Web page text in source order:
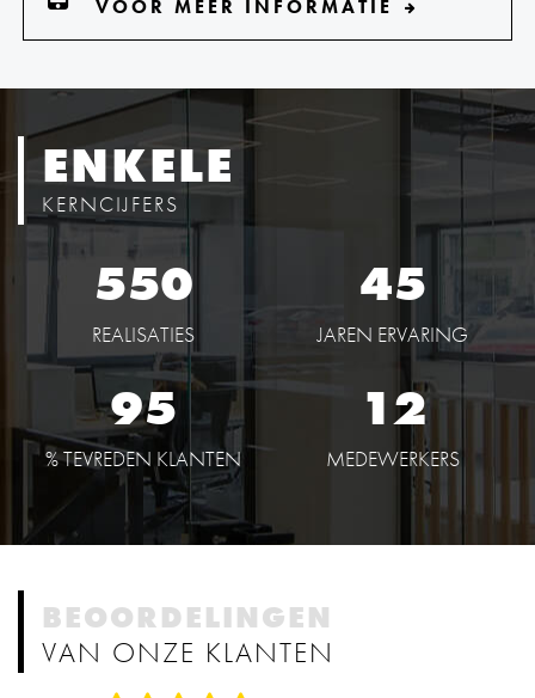
VOOR MEER INFORMATIE
ENKELE
KERNCIJFERS
550
REALISATIES
45
JAREN ERVARING
95
% TEVREDEN KLANTEN
12
MEDEWERKERS
BEOORDELINGEN
VAN ONZE KLANTEN